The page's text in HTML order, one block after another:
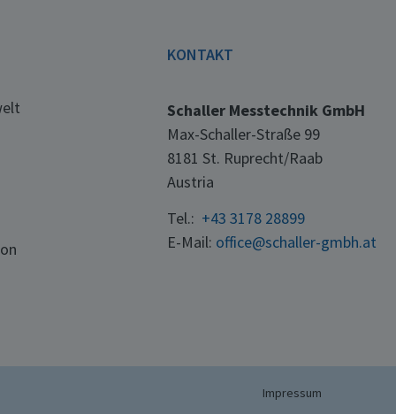
KONTAKT
Schaller Messtechnik GmbH
Max-Schaller-Straße 99
8181 St. Ruprecht/Raab
Austria
Tel.: +43 3178 28899
E-Mail: office@schaller-gmbh.at
Impressum